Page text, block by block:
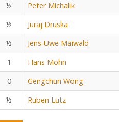
½ Peter Michalik
½ Juraj Druska
½ Jens-Uwe Maiwald
1 Hans Möhn
0 Gengchun Wong
½ Ruben Lutz